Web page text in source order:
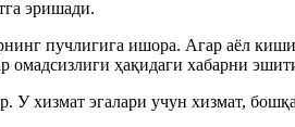
эришади.
пучлигига ишора. Агар аёл
омадсизлиги ҳақидаги хабарни
хизмат эгалари учун хизмат,